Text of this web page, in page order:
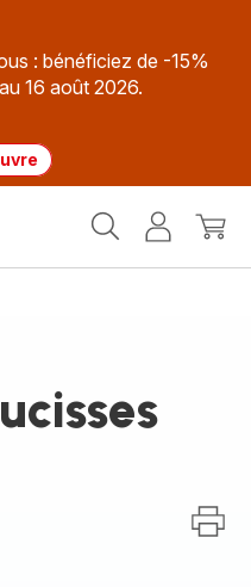
: bénéficiez de -15%
16 août 2026.
MonMon